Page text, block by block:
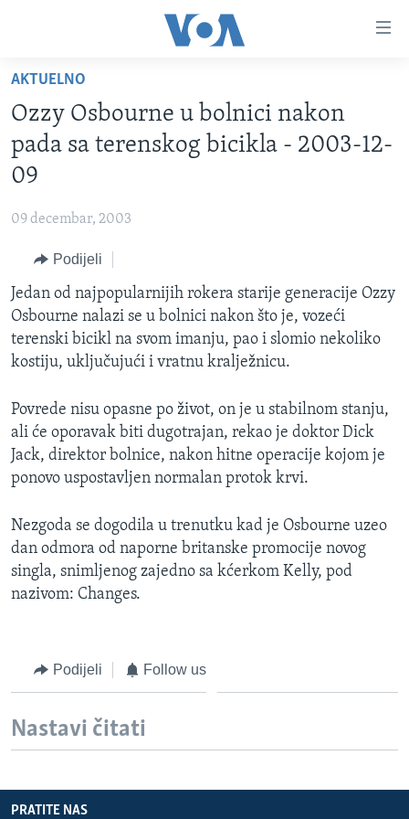
glavni
sadržaj
na
glavnu
Idi
pretragu
TV PROGRAM
VIDEO
FOTOGRAFIJE DANA
SJEDINJENE AMERIČKE DRŽAVE
BOSNA I HERCEGOVINA
SVIJET
NAUKA I TEHNOLOGIJA
SPECIJALNI PROJEKTI
KORUPCIJA
SLOBODA MEDIJA
ŽENSKA STRANA
MAGAZIN
O GLASU AMERIKE
PRATITE NAS
AKTUELNO
Ozzy Osbourne u bolnici nakon
pada sa terenskog bicikla - 2003-12-
09
09 decembar, 2003
Podijeli
Jedan od najpopularnijih rokera starije generacije Ozzy
Osbourne nalazi se u bolnici nakon što je, vozeći
terenski bicikl na svom imanju, pao i slomio nekoliko
kostiju, uključujući i vratnu kralježnicu.
Povrede nisu opasne po život, on je u stabilnom stanju,
ali će oporavak biti dugotrajan, rekao je doktor Dick
Jack, direktor bolnice, nakon hitne operacije kojom je
ponovo uspostavljen normalan protok krvi.
Nezgoda se dogodila u trenutku kad je Osbourne uzeo
dan odmora od naporne britanske promocije novog
singla, snimljenog zajedno sa kćerkom Kelly, pod
nazivom: Changes.
Podijeli Follow us
Nastavi čitati
PRATITE NAS